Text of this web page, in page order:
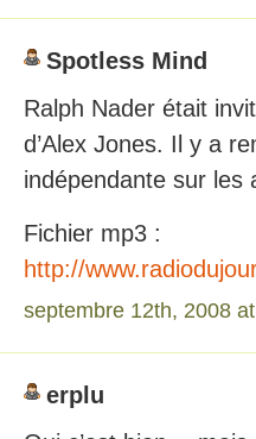
Spotless Mind
Ralph Nader était
d’Alex Jones. Il y a
indépendante sur les
Fichier mp3 :
http://
septembre 12th, 2008
erplu